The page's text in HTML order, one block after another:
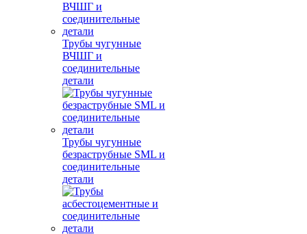
Трубы чугунные
ВЧШГ и
соединительные
детали
Трубы чугунные
безраструбные SML и
соединительные
детали